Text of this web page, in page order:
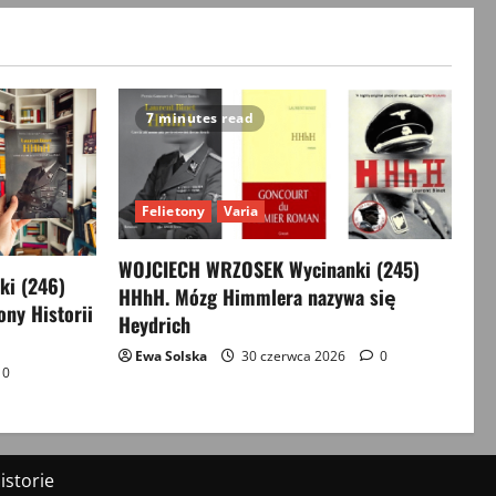
(246)
Historii
0
7 minutes read
Felietony Varia
WOJCIECH WRZOSEK Wycinanki (245)
HHhH. Mózg Himmlera nazywa się
Heydrich
Ewa Solska 30 czerwca 2026 0